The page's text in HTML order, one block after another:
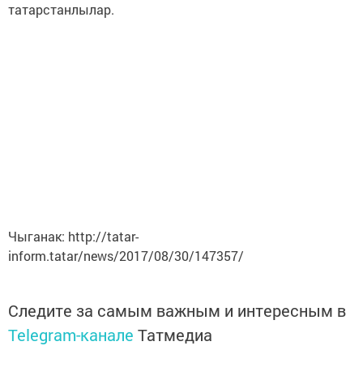
татарстанлылар.
Чыганак: http://tatar-
inform.tatar/news/2017/08/30/147357/
Следите за самым важным и интересным в
Telegram-канале Татмедиа